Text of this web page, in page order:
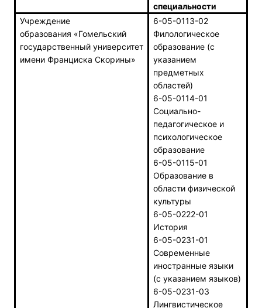
специальности
Учреждение
образования «Гомельский
государственный университет
имени Франциска Скорины»
6-05-0113-02
Филологическое
образование (с
указанием
предметных
областей)
6-05-0114-01
Социально-
педагогическое и
психологическое
образование
6-05-0115-01
Образование в
области физической
культуры
6-05-0222-01
История
6-05-0231-01
Современные
иностранные языки
(с указанием языков)
6-05-0231-03
Лингвистическое